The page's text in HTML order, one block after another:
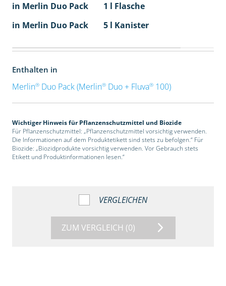
in Merlin Duo Pack
1 l Flasche
in Merlin Duo Pack
5 l Kanister
Enthalten in
Merlin®Duo Pack (Merlin®Duo + Fluva®100)
Wichtiger Hinweis für Pflanzenschutzmittel und Biozide
Für Pflanzenschutzmittel: „Pflanzenschutzmittel vorsichtig verwenden.
Die Informationen auf dem Produktetikett sind stets zu befolgen.“ Für
Biozide: „Biozidprodukte vorsichtig verwenden. Vor Gebrauch stets
Etikett und Produktinformationen lesen.“
VERGLEICHEN
ZUM VERGLEICH (0)